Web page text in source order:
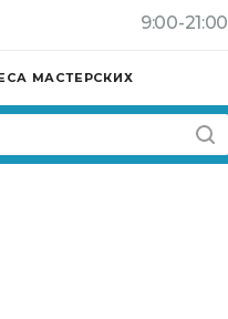
9:00-21:00
МАСТЕРСКИХ